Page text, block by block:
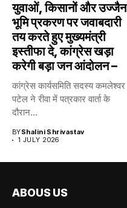
युवाओं, किसानों और उज्जैन
भूमि प्रकरण पर जवाबदारी
तय करते हुए मुख्यमंत्री
इस्तीफा दे, कांग्रेस खड़ा
करेगी बड़ा जन आंदोलन –
कांग्रेस कार्यसमिति सदस्य कमलेश्वर
पटेल ने रीवा में पत्रकार वार्ता के
दौरान...
BYShalini Shrivastav
1 JULY 2026
ABOUS US